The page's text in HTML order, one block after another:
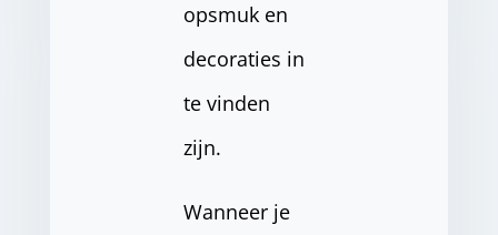
opsmuk en
decoraties in
te vinden
zijn.
Wanneer je